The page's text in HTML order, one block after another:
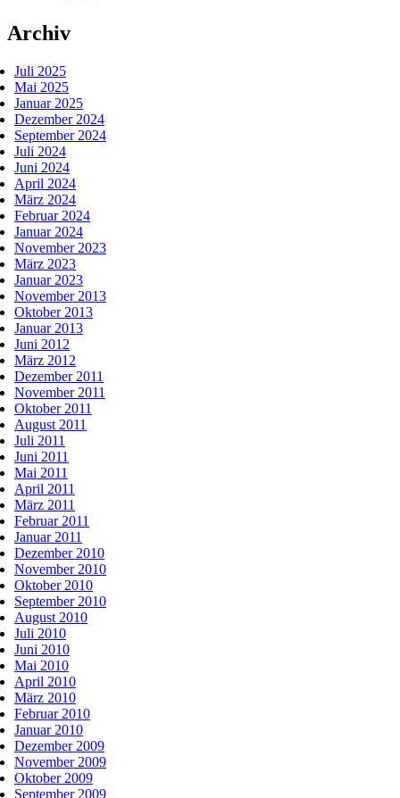
Archiv
Juli 2025
Mai 2025
Januar 2025
Dezember 2024
September 2024
Juli 2024
Juni 2024
April 2024
März 2024
Februar 2024
Januar 2024
November 2023
März 2023
Januar 2023
November 2013
Oktober 2013
Januar 2013
Juni 2012
März 2012
Dezember 2011
November 2011
Oktober 2011
August 2011
Juli 2011
Juni 2011
Mai 2011
April 2011
März 2011
Februar 2011
Januar 2011
Dezember 2010
November 2010
Oktober 2010
September 2010
August 2010
Juli 2010
Juni 2010
Mai 2010
April 2010
März 2010
Februar 2010
Januar 2010
Dezember 2009
November 2009
Oktober 2009
September 2009